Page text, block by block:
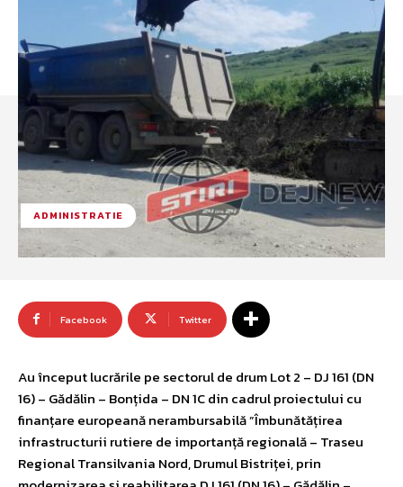
ADMINISTRATIE
Facebook Twitter
Au început lucrările pe sectorul de drum Lot 2 – DJ 161 (DN
16) – Gădălin – Bonțida – DN 1C din cadrul proiectului cu
finanțare europeană nerambursabilă ”Îmbunătățirea
infrastructurii rutiere de importanță regională – Traseu
Regional Transilvania Nord, Drumul Bistriței, prin